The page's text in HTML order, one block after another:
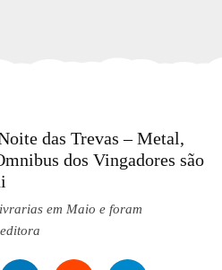
das Trevas – Metal,
dos Vingadores são
em Maio e foram